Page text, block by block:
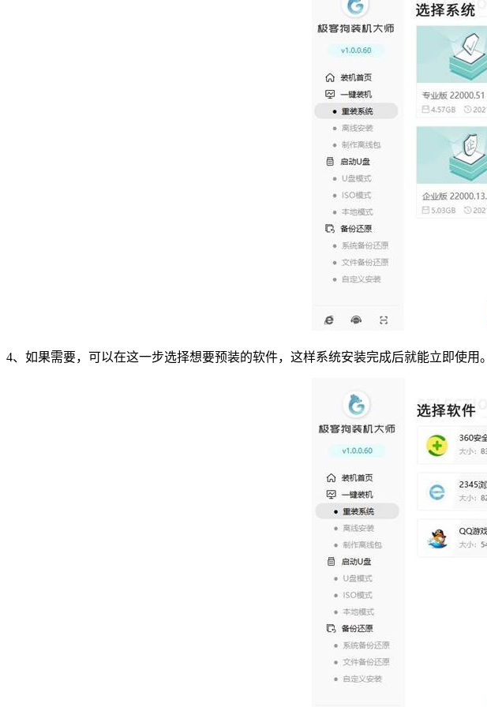
4、如果需要，可以在这一步选择想要预装的软件，这样系统安装完成后就能立即使用。